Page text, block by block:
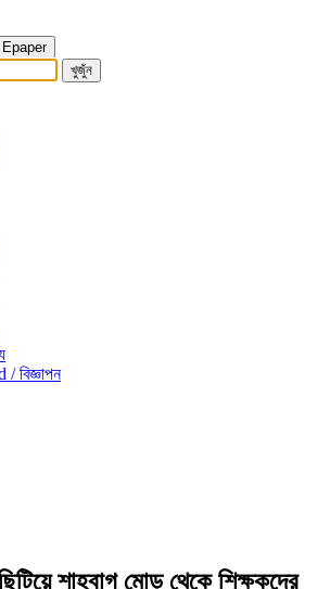
Epaper
খুজুঁন
বিজ্ঞাপন
শাহবাগ মোড় থেকে শিক্ষকদের